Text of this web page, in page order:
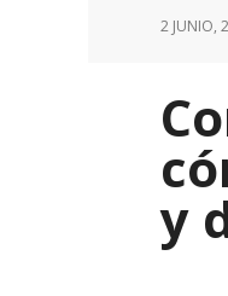
2 JUNIO,
y